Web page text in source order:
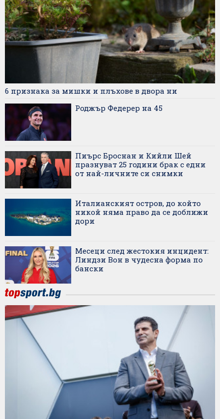
6 признака за мишки и плъхове в двора ни
Роджър Федерер на 45
Пиърс Броснан и Кийли Шей
празнуват 25 години брак с едни
от най-личните си снимки
Италианският остров, до който
никой няма право да се доближи
дори
Месеци след жестокия инцидент:
Линдзи Вон в чудесна форма по
бански